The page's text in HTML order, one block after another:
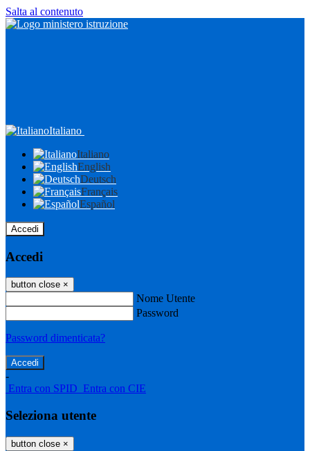
Salta al contenuto
Italiano
Italiano
English
Deutsch
Français
Español
Accedi
Accedi
button close ×
Nome Utente
Password
Password dimenticata?
-
Entra con SPID Entra con CIE
Seleziona utente
button close ×